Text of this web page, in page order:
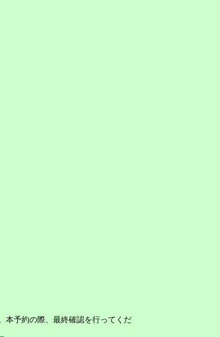
予約の際、最終確認を行ってくだ